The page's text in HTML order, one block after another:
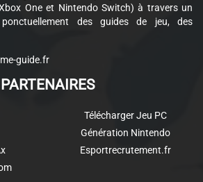
One et Nintendo Switch) à travers un
des guides de jeu, des
guide.fr
PARTENAIRES
Télécharger Jeu PC
Génération Nintendo
Esportrecrutement.fr